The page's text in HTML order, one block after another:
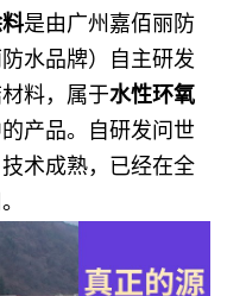
是由广州嘉佰丽防
水品牌）自主研发
料，属于水性环氧
产品。自研发问世
术成熟，已经在全